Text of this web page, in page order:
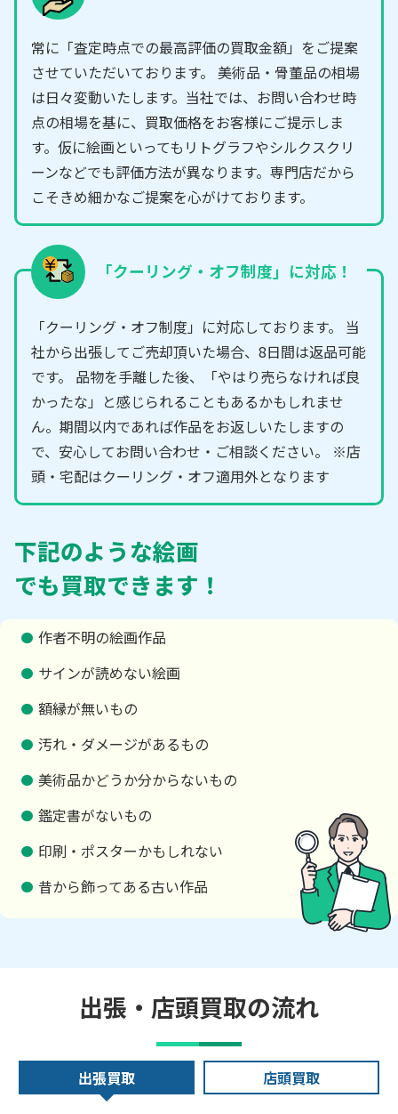
常に「査定時点での最高評価の買取金額」をご提案
させていただいております。 美術品・骨董品の相場
は日々変動いたします。当社では、お問い合わせ時
点の相場を基に、買取価格をお客様にご提示しま
す。仮に絵画といってもリトグラフやシルクスクリ
ーンなどでも評価方法が異なります。専門店だから
こそきめ細かなご提案を心がけております。
「クーリング・オフ制度」に対応！
「クーリング・オフ制度」に対応しております。 当
社から出張してご売却頂いた場合、8日間は返品可能
です。 品物を手離した後、「やはり売らなければ良
かったな」と感じられることもあるかもしれませ
ん。期間以内であれば作品をお返しいたしますの
で、安心してお問い合わせ・ご相談ください。 ※店
頭・宅配はクーリング・オフ適用外となります
下記のような絵画
でも買取できます！
作者不明の絵画作品
サインが読めない絵画
額縁が無いもの
汚れ・ダメージがあるもの
美術品かどうか分からないもの
鑑定書がないもの
印刷・ポスターかもしれない
昔から飾ってある古い作品
出張・店頭買取の流れ
出張買取 店頭買取